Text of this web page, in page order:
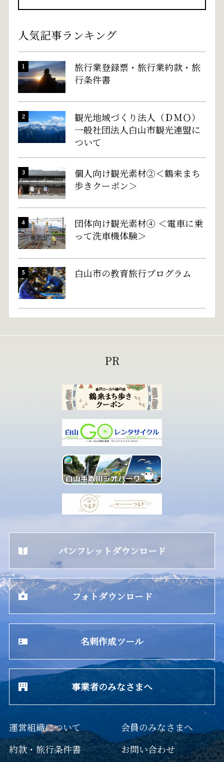
人気記事ランキング
旅行業登録票・旅行業約款・旅
行条件書
観光地域づくり法人（ＤＭＯ）
一般社団法人白山市観光連盟に
ついて
個人向け観光素材②＜鶴来まち
歩きクーポン＞
団体向け観光素材④ ＜電車に乗
って洗車機体験＞
白山市の教育旅行プログラム
パンフレットダウンロード
フォトダウンロード
名刺作成ツール
事業者のみなさまへ
運営組織について
約款・旅行条件書
会員のみなさまへ
お問い合わせ